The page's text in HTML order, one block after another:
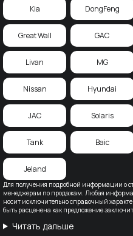
Для получения подробной информации о
менеджерам по продажам. Любая
носит исключительно справочный
быть расценена как предложение
Читать дальше
Kia DongFeng
Great Wall GAC
Livan MG
Nissan Hyundai
JAC Solaris
Tank Baic
Jeland